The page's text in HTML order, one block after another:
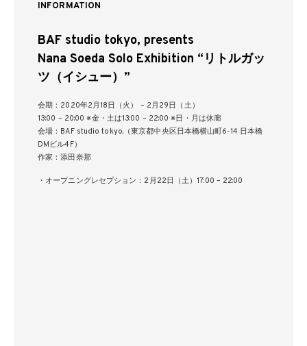
INFORMATION
BAF studio tokyo, presents
Nana Soeda Solo Exhibition “リトルガッ
ツ（イシュー）”
会期：2020年2月18日（火） – 2月29日（土）
13:00 – 20:00 ※金・土は13:00 – 22:00 ※日・月は休廊
会場：BAF studio tokyo,（東京都中央区日本橋横山町6-14 日本橋
DMビル4F）
作家：添田奈那
・オープニングレセプション：2月22日（土）17:00 – 22:00